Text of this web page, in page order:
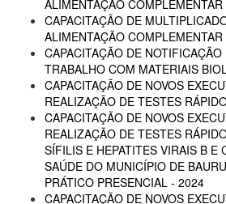
ALIMENTAÇÃO
CAPACITAÇÃO DE
ALIMENTAÇÃO
CAPACITAÇÃO DE
TRABALHO COM MATERIAIS
CAPACITAÇÃO DE NOVOS
REALIZAÇÃO DE TESTES
CAPACITAÇÃO DE NOVOS
REALIZAÇÃO DE TESTES
SÍFILIS E HEPATITES VIRAIS B E
SAÚDE DO MUNICÍPIO DE
PRÁTICO PRESENCIAL - 2024
CAPACITAÇÃO DE NOVOS